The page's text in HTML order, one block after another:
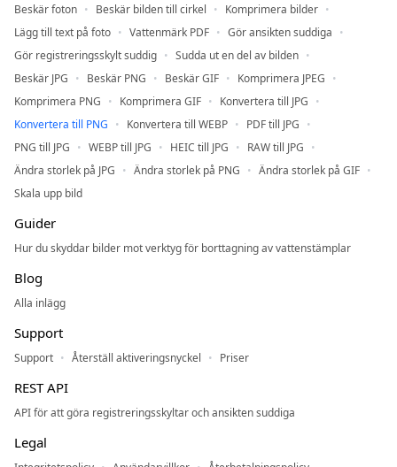
Beskär foton
Beskär bilden till cirkel
Komprimera bilder
Lägg till text på foto
Vattenmärk PDF
Gör ansikten suddiga
Gör registreringsskylt suddig
Sudda ut en del av bilden
Beskär JPG
Beskär PNG Beskär GIF
Komprimera JPEG
Komprimera PNG
Komprimera GIF
Konvertera till JPG
Konvertera till PNG
Konvertera till WEBP
PDF till JPG
PNG till JPG
WEBP till JPG HEIC till JPG
RAW till JPG
Ändra storlek på JPG
Ändra storlek på PNG
Ändra storlek på GIF
Skala upp bild
Guider
Hur du skyddar bilder mot verktyg för borttagning av vattenstämplar
Blog
Alla inlägg
Support
Support Återställ aktiveringsnyckel Priser
REST API
API för att göra registreringsskyltar och ansikten suddiga
Legal